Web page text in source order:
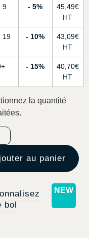
9 5% 45,49€
19 10% 43,09€
15% 40,70€
la quantité
au panier
bol